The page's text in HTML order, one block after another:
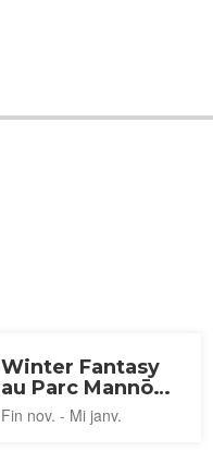
Winter Fantasy
au Parc Mannō
2026-2027
Fin nov. - Mi janv.